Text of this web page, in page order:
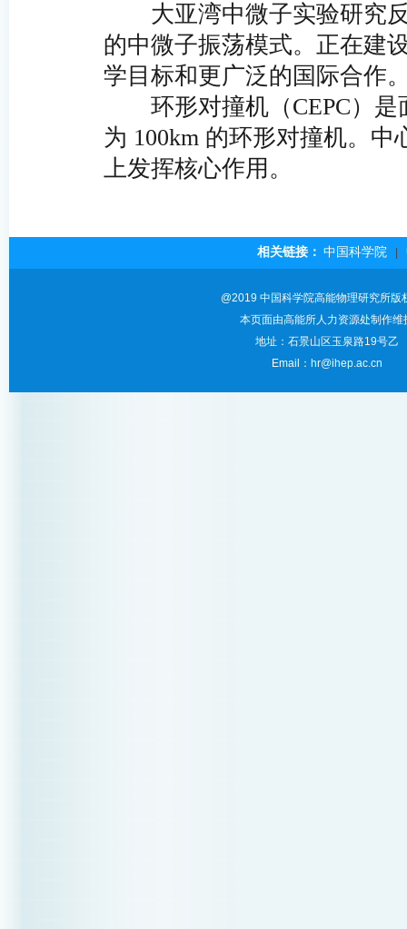
大亚湾中微子实验研究反
的中微子振荡模式。正在建
学目标和更广泛的国际合作
环形对撞机（CEPC）是
为 100km 的环形对撞机。中
上发挥核心作用。
相关链接： 中国科学院
@2019 中国科学院高能物理研究所版
本页面由高能所人力资源处制作维
地址：石景山区玉泉路19号乙
Email：hr@ihep.ac.cn